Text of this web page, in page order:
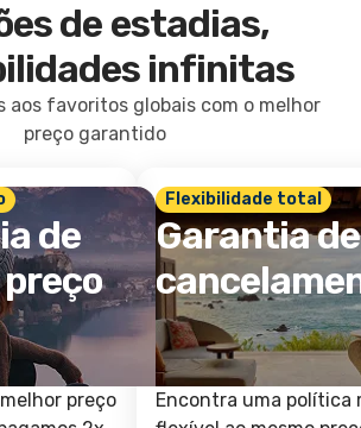
de estadias,
infinitas
aos favoritos globais com o melhor
preço garantido
de
preço
Flexibilidade total
Garantia de
Encontra uma política